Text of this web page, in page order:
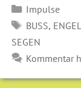
Kategorien
Impulse
BUSS , ENGEL
SEGEN
Kommentar